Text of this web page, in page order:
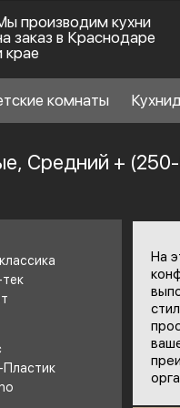
производим кухни
заказ в Краснодаре
крае
фасада 8
комнаты
Средний +
Пластик
На